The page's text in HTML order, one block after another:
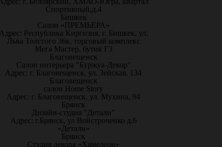
Спортивный,д.4
Бишкек
Салон «ПРЕМЬЕРА»
Республика Киргизия, г. Бишкек, ул.
Льва Толстого 36к, торговый комплекс
Мега Мастер, бутик Г3
Благовещенск
Салон интерьера "Буржуа-Декор"
Адрес: г. Благовещенск, ул. Зейская, 134
Благовещенск
салон Home Story
Адрес: г. Благовещенск, ул. Мухина, 94
Брянск
Дизайн-студия "Детали"
Адрес: г.Брянск, ул Войстроченко д.6
«Детали»
Брянск
Студия декора «Хамелеон»